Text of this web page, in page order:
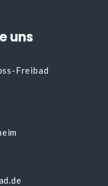
uns
Freibad